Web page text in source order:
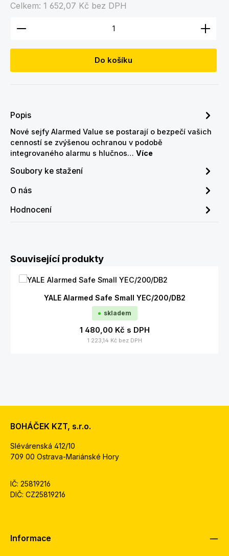
Celkem: 1 652,07 Kč bez DPH
Množství produktu: Zadejte požadované
Do košíku
Popis
Nové sejfy Alarmed Value se postarají o bezpečí vašich
cenností se zvýšenou ochranou v podobě
integrovaného alarmu s hlučnos… Více
Soubory ke stažení
O nás
Hodnocení
Přeskočit galerii produktů
Související produkty
YALE Alarmed Safe Small YEC/200/DB2
skladem
1 480,00 Kč s DPH
1 223,14 Kč bez DPH
BOHÁČEK KZT, s.r.o.
Slévárenská 412/10
709 00 Ostrava-Mariánské Hory
IČ: 25819216
DIČ: CZ25819216
Informace